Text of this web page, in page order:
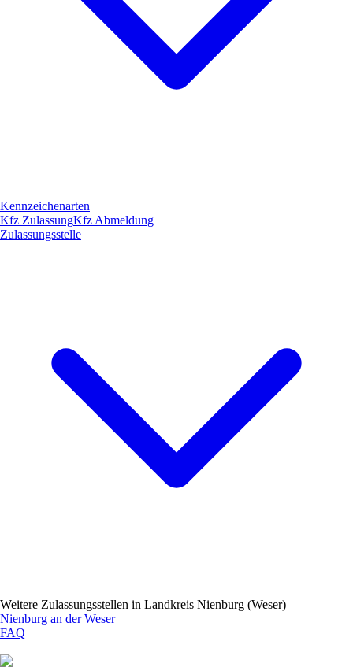
Kennzeichenarten
Kfz ZulassungKfz Abmeldung
Zulassungsstelle
Weitere Zulassungsstellen in Landkreis Nienburg (Weser)
Nienburg an der Weser
FAQ